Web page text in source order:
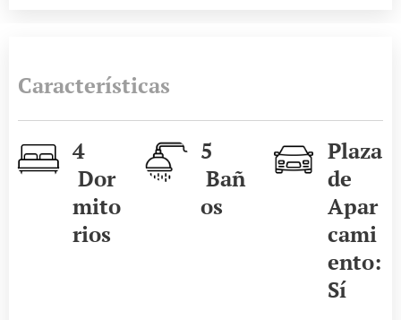
Características
4
Dor
mito
rios
5
Bañ
os
Plaza
de
Apar
cami
ento:
Sí